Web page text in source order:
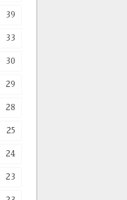
39
33
30
29
28
25
24
23